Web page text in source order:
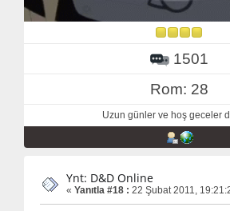
1501
Rom: 28
Uzun günler ve hoş geceler
Ynt: D&D Online
« Yanıtla #18 : 22 Şubat 2011,